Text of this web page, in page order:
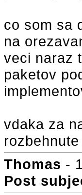
co som sa
na
veci naraz
paketov
vdaka za
Thomas -
Post